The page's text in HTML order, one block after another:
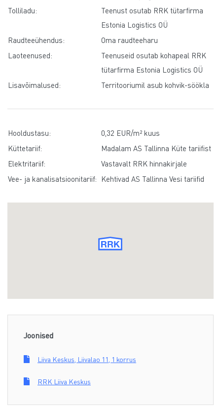
Tolliladu:
Teenust osutab RRK tütarfirma
Estonia Logistics OÜ
Raudteeühendus:
Oma raudteeharu
Laoteenused:
Teenuseid osutab kohapeal RRK
tütarfirma Estonia Logistics OÜ
Lisavõimalused:
Territooriumil asub kohvik-söökla
Hooldustasu:
0,32 EUR/m² kuus
Küttetariif:
Madalam AS Tallinna Küte tariifist
Elektritariif:
Vastavalt RRK hinnakirjale
Vee- ja kanalisatsioonitariif:
Kehtivad AS Tallinna Vesi tariifid
Joonised
Liiva Keskus, Liivalao 11, 1 korrus
RRK Liiva Keskus